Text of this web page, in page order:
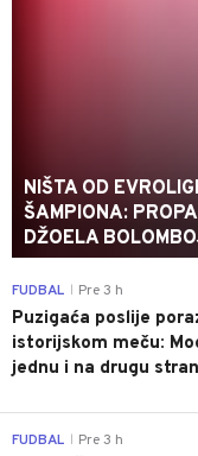
NIŠTA OD
ŠAMPIONA:
DŽOELA
FUDBAL Pre 3 h
Puzigaća poslije
istorijskom meču:
jednu i na drugu
FUDBAL Pre 3 h